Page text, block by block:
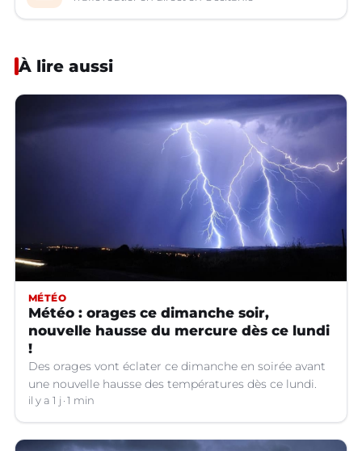
À lire aussi
MÉTÉO
Météo : orages ce dimanche soir,
nouvelle hausse du mercure dès ce lundi
!
Des orages vont éclater ce dimanche en soirée avant
une nouvelle hausse des températures dès ce lundi.
il y a 1 j 1 min